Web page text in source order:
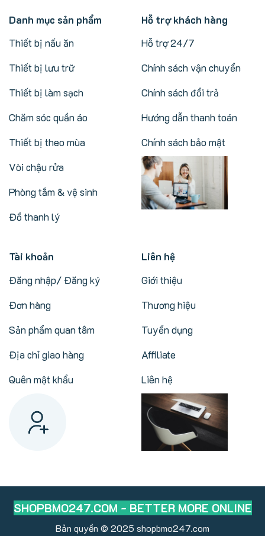
Danh mục sản phẩm
Thiết bị nấu ăn
Thiết bị lưu trữ
Thiết bị làm sạch
Chăm sóc quần áo
Thiết bị theo mùa
Vòi chậu rửa
Phòng tắm & vệ sinh
Đồ thanh lý
Hỗ trợ khách hàng
Hỗ trợ 24/7
Chính sách vận chuyển
Chính sách đổi trả
Hướng dẫn thanh toán
Chính sách bảo mật
Tài khoản
Đăng nhập/ Đăng ký
Đơn hàng
Sản phẩm quan tâm
Địa chỉ giao hàng
Quên mật khẩu
Liên hệ
Giới thiệu
Thương hiệu
Tuyển dụng
Affiliate
Liên hệ
SHOPBMO247.COM - BETTER MORE ONLINE
Bản quyền © 2025 shopbmo247.com